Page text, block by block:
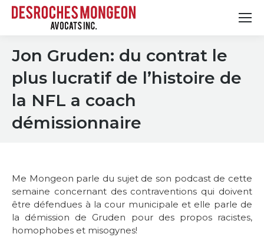
Jon Gruden: du contrat le
plus lucratif de l’histoire de
la NFL a coach
démissionnaire
Me Mongeon parle du sujet de son podcast de cette
semaine concernant des contraventions qui doivent
être défendues à la cour municipale et elle parle de
la démission de Gruden pour des propos racistes,
homophobes et misogynes!